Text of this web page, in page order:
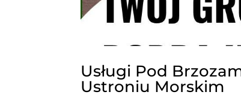
Usługi Pod
Ustroniu Morskim